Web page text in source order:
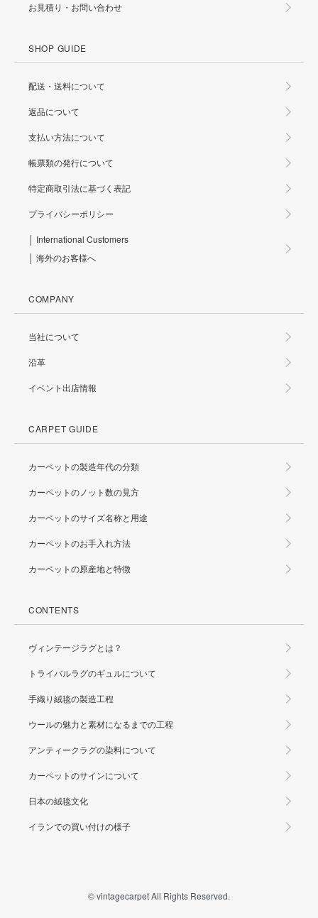
お見積り・お問い合わせ
SHOP GUIDE
配送・送料について
返品について
支払い方法について
帳票類の発行について
特定商取引法に基づく表記
プライバシーポリシー
│ International Customers
│ 海外のお客様へ
COMPANY
当社について
沿革
イベント出店情報
CARPET GUIDE
カーペットの製造年代の分類
カーペットのノット数の見方
カーペットのサイズ名称と用途
カーペットのお手入れ方法
カーペットの原産地と特徴
CONTENTS
ヴィンテージラグとは？
トライバルラグのギュルについて
手織り絨毯の製造工程
ウールの魅力と素材になるまでの工程
アンティークラグの染料について
カーペットのサインについて
日本の絨毯文化
イランでの買い付けの様子
© vintagecarpet All Rights Reserved.